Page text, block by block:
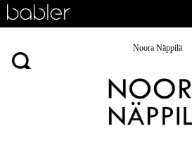
Noora Näppilä